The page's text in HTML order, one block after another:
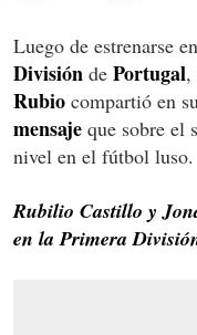
Luego de estrenarse
División de Portugal,
Rubio compartió en
mensaje que sobre el
nivel en el fútbol luso.
Rubilio Castillo y
en la Primera